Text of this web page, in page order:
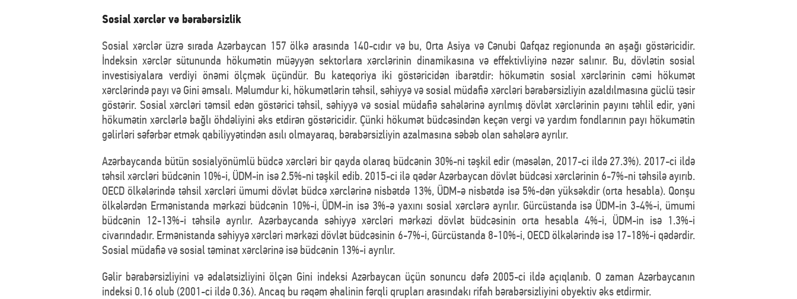
Sosial xərclər və bərabərsizlik
Sosial xərclər üzrə sırada Azərbaycan 157 ölkə arasında 140-cıdır və bu, Orta Asiya və Cənubi Qafqaz regionunda ən aşağı göstəricidir.
İndeksin xərclər sütununda hökumətin müəyyən sektorlara xərclərinin dinamikasına və effektivliyinə nəzər salınır. Bu, dövlətin sosial
investisiyalara verdiyi önəmi ölçmək üçündür. Bu kateqoriya iki göstəricidən ibarətdir: hökumətin sosial xərclərinin cəmi hökumət
xərclərində payı və Gini əmsalı. Məlumdur ki, hökumətlərin təhsil, səhiyyə və sosial müdafiə xərcləri bərabərsizliyin azaldılmasına güclü təsir
göstərir. Sosial xərcləri təmsil edən göstərici təhsil, səhiyyə və sosial müdafiə sahələrinə ayrılmış dövlət xərclərinin payını təhlil edir, yəni
hökumətin xərclərlə bağlı öhdəliyini əks etdirən göstəricidir. Çünki hökumət büdcəsindən keçən vergi və yardım fondlarının payı hökumətin
gəlirləri səfərbər etmək qabiliyyətindən asılı olmayaraq, bərabərsizliyin azalmasına səbəb olan sahələrə ayrılır.
Azərbaycanda bütün sosialyönümlü büdcə xərcləri bir qayda olaraq büdcənin 30%-ni təşkil edir (məsələn, 2017-ci ildə 27.3%). 2017-ci ildə
təhsil xərcləri büdcənin 10%-i, ÜDM-in isə 2.5%-ni təşkil edib. 2015-ci ilə qədər Azərbaycan dövlət büdcəsi xərclərinin 6-7%-ni təhsilə ayırıb.
OECD ölkələrində təhsil xərcləri ümumi dövlət büdcə xərclərinə nisbətdə 13%, ÜDM-ə nisbətdə isə 5%-dən yüksəkdir (orta hesabla). Qonşu
ölkələrdən Ermənistanda mərkəzi büdcənin 10%-i, ÜDM-in isə 3%-ə yaxını sosial xərclərə ayrılır. Gürcüstanda isə ÜDM-in 3-4%-i, ümumi
büdcənin 12-13%-i təhsilə ayrılır. Azərbaycanda səhiyyə xərcləri mərkəzi dövlət büdcəsinin orta hesabla 4%-i, ÜDM-in isə 1.3%-i
civarındadır. Ermənistanda səhiyyə xərcləri mərkəzi dövlət büdcəsinin 6-7%-i, Gürcüstanda 8-10%-i, OECD ölkələrində isə 17-18%-i qədərdir.
Sosial müdafiə və sosial təminat xərclərinə isə büdcənin 13%-i ayrılır.
Gəlir bərabərsizliyini və ədalətsizliyini ölçən Gini indeksi Azərbaycan üçün sonuncu dəfə 2005-ci ildə açıqlanıb. O zaman Azərbaycanın
indeksi 0.16 olub (2001-ci ildə 0.36). Ancaq bu rəqəm əhalinin fərqli qrupları arasındakı rifah bərabərsizliyini obyektiv əks etdirmir.